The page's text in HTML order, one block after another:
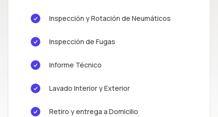
Inspección y Rotación de Neumáticos
Inspección de Fugas
Informe Técnico
Lavado Interior y Exterior
Retiro y entrega a Domicilio